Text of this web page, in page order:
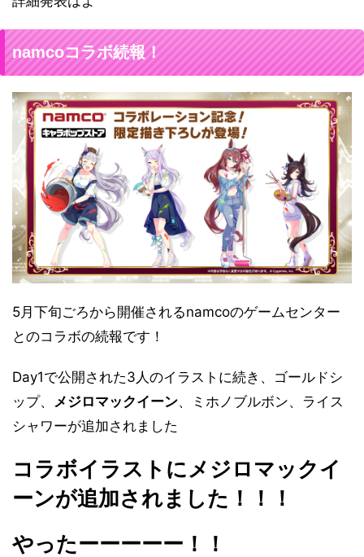
namcoコラボ続報！
5月下旬ごろから開催されるnamcoのゲームセンター
とのコラボの続報です！
Day1で公開された3人のイラストに続き、ゴールドシ
ップ、
メジロマックイーン、ミホノブルボン、ライス
シャワーが追加されました
コラボイラストにメジロマックイ
ーンが追加されました！！！
やったーーーーー！！